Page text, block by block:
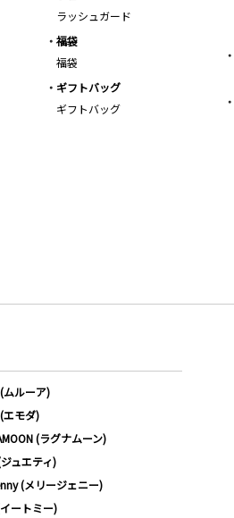
ラッシュガード
福袋
福袋
ギフトバッグ
ギフトバッグ
ムルーア)
エモダ)
(ラグナムーン)
ュエティ)
(メリージェニー)
ートミー)